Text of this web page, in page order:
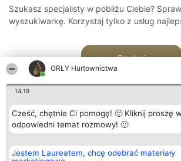
ORŁY Hurtownictwa
14:19
Cześć, chętnie Ci pomogę! 🙂 Kliknij proszę
odpowiedni temat rozmowy! 🙂
Jestem Laureatem, chcę odebrać materiały
Szukasz specjalisty w pobliżu Ciebie?
wyszukiwarkę. Korzystaj tylko z usług
Szukaj
Organizator plebiscytu
Bright Side Solutions sp. z o.
Plebiscyt
Laureaci